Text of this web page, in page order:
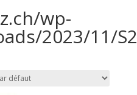
wp-
2023/11/